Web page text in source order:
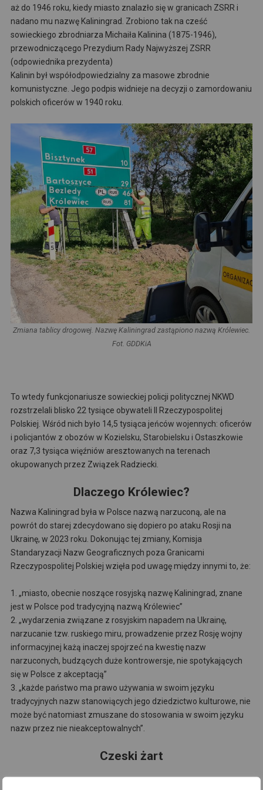
aż do 1946 roku, kiedy miasto znalazło się w granicach ZSRR i
nadano mu nazwę Kaliningrad. Zrobiono tak na cześć
sowieckiego zbrodniarza Michaiła Kalinina (1875-1946),
przewodniczącego Prezydium Rady Najwyższej ZSRR
(odpowiednika prezydenta)
Kalinin był współodpowiedzialny za masowe zbrodnie
komunistyczne. Jego podpis widnieje na decyzji o zamordowaniu
polskich oficerów w 1940 roku.
Zmiana tablicy drogowej. Nazwę Kaliningrad zastąpiono nazwą Królewiec.
Fot. GDDKiA
To wtedy funkcjonariusze sowieckiej policji politycznej NKWD
rozstrzelali blisko 22 tysiące obywateli II Rzeczypospolitej
Polskiej. Wśród nich było 14,5 tysiąca jeńców wojennych: oficerów
i policjantów z obozów w Kozielsku, Starobielsku i Ostaszkowie
oraz 7,3 tysiąca więźniów aresztowanych na terenach
okupowanych przez Związek Radziecki.
Dlaczego Królewiec?
Nazwa Kaliningrad była w Polsce nazwą narzuconą, ale na
powrót do starej zdecydowano się dopiero po ataku Rosji na
Ukrainę, w 2023 roku. Dokonując tej zmiany, Komisja
Standaryzacji Nazw Geograficznych poza Granicami
Rzeczypospolitej Polskiej wzięła pod uwagę między innymi to, że:
1. „miasto, obecnie noszące rosyjską nazwę Kaliningrad, znane
jest w Polsce pod tradycyjną nazwą Królewiec”
2. „wydarzenia związane z rosyjskim napadem na Ukrainę,
narzucanie tzw. ruskiego miru, prowadzenie przez Rosję wojny
informacyjnej każą inaczej spojrzeć na kwestię nazw
narzuconych, budzących duże kontrowersje, nie spotykających
się w Polsce z akceptacją”
3. „każde państwo ma prawo używania w swoim języku
tradycyjnych nazw stanowiących jego dziedzictwo kulturowe, nie
może być natomiast zmuszane do stosowania w swoim języku
nazw przez nie nieakceptowalnych”.
Czeski żart